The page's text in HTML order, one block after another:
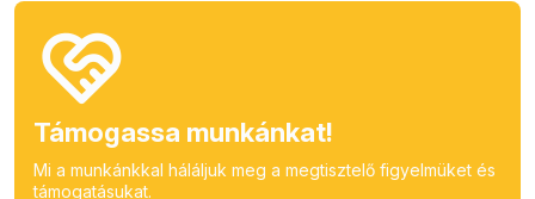
Támogassa munkánkat!
Mi a munkánkkal háláljuk meg a megtisztelő figyelmüket és
támogatásukat.